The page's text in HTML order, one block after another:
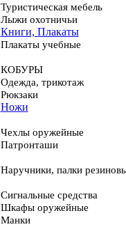
Туристическая мебель
Лыжи охотничьи
Книги, Плакаты
Плакаты учебные
КОБУРЫ
Одежда, трикотаж
Рюкзаки
Ножи
Чехлы оружейные
Патронташи
Наручники, палки
Сигнальные средства
Шкафы оружейные
Манки